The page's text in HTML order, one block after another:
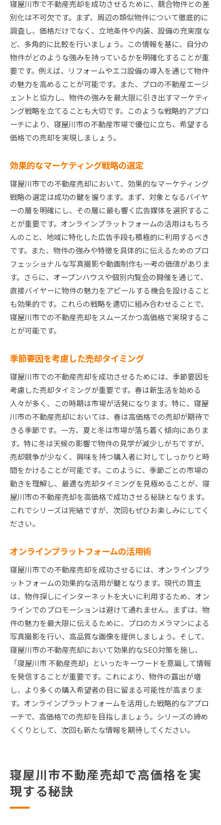
寝屋川市で不動産売却を成功させるために、競合物件との差
別化は不可欠です。まず、周辺の類似物件について徹底的に
調査し、価格だけでなく、立地条件や内装、設備の充実度な
ど、多角的に比較を行いましょう。この情報を基に、自分の
物件がどのような強みを持っているかを明確化することが重
要です。例えば、リフォームやエコ設備の導入を通じて物件
の魅力を高めることが可能です。また、プロの不動産エージ
ェントと協力し、物件の強みを最大限に引き出すマーケティ
ング戦略を立てることも大切です。このような戦略的アプロ
ーチにより、寝屋川市の不動産市場で優位に立ち、希望する
価格での売却を実現しましょう。
効果的なマーケティング戦略の選定
寝屋川市での不動産売却において、効果的なマーケティング
戦略の選定は成功の鍵を握ります。まず、対象となるバイヤ
ーの層を明確にし、その層に最も響く広告媒体を選択するこ
とが重要です。オンラインプラットフォームの活用はもちろ
んのこと、地域に特化した広告手段も積極的に利用するべき
です。また、物件の強みや特徴を具体的に伝えるためのプロ
フェッショナルな写真撮影や動画制作も一考の価値がありま
す。さらに、オープンハウスや個別内覧会の開催を通じて、
直接バイヤーに物件の魅力をアピールする機会を設けること
も効果的です。これらの戦略を適切に組み合わせることで、
寝屋川市での不動産売却をスムーズかつ高価格で実現するこ
とが可能です。
季節要因を考慮した売却タイミング
寝屋川市での不動産売却を成功させるためには、季節要因を
考慮した売却タイミングが重要です。春は新生活を始める
人々が多く、この時期は市場が活発になります。特に、寝屋
川市の不動産売却においては、春は高価格での売却が期待で
きる季節です。一方、夏と冬は市場が落ち着く傾向にありま
す。特に冬は天候の影響で物件の見学が減少しがちですが、
売却競争が少なく、興味を持つ購入者に対してしっかりと時
間をかけることが可能です。このように、季節ごとの市場の
動きを理解し、最適な売却タイミングを見極めることが、寝
屋川市の不動産売却を高価格で成功させる秘訣となります。
これでシリーズは完結ですが、次回もぜひお楽しみにしてく
ださい。
オンラインプラットフォームの活用術
寝屋川市での不動産売却を成功させるには、オンラインプラ
ットフォームの効果的な活用が鍵となります。現代の買主
は、物件探しにインターネットを大いに利用するため、オン
ラインでのプロモーションは避けて通れません。まずは、物
件の魅力を最大限に伝えるために、プロのカメラマンによる
写真撮影を行い、高品質な画像を提供しましょう。そして、
寝屋川市の不動産売却において効果的なSEO対策を施し、
「寝屋川市 不動産売却」といったキーワードを意識して情報
を発信することが重要です。これにより、物件の露出が増
し、より多くの購入希望者の目に留まる可能性が高まりま
す。オンラインプラットフォームを活用した戦略的なアプロ
ーチで、高価格での売却を目指しましょう。シリーズの締め
くくりとして、次回も新たな情報を期待してください。
寝屋川市不動産売却で高価格を実
現する秘訣